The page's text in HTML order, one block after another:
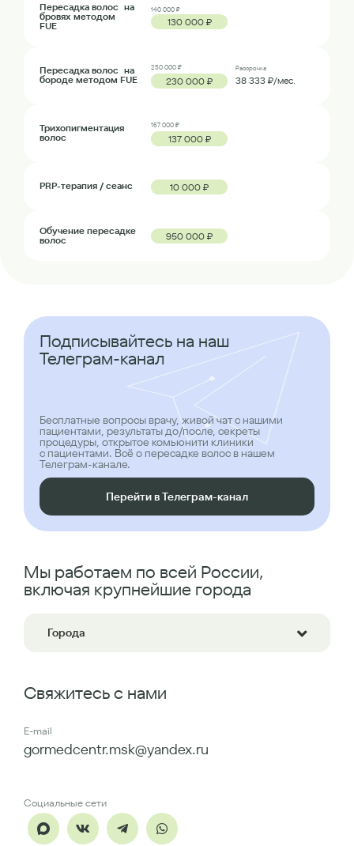
Пересадка волос на
бровях методом
FUE
140 000 ₽
130 000 ₽
Пересадка волос на
бороде методом FUE
250 000 ₽
230 000 ₽
Рассрочка
38 333 ₽/мес.
Трихопигментация
волос
167 000 ₽
137 000 ₽
PRP-терапия / сеанс 10 000 ₽
Обучение пересадке
волос
950 000 ₽
Подписывайтесь на наш
Телеграм-канал
Бесплатные вопросы врачу, живой чат с нашими
пациентами, результаты до/после, секреты
процедуры, открытое комьюнити клиники
с пациентами. Всё о пересадке волос в нашем
Телеграм-канале.
Перейти в Телеграм-канал
Мы работаем по всей России,
включая крупнейшие города
Города
Свяжитесь с нами
E-mail
gormedcentr.msk@yandex.ru
Социальные сети